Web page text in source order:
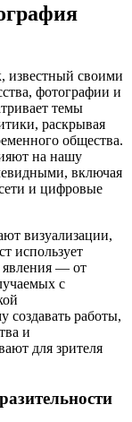
известный своими
фотографии и
темы
раскрывая
общества.
на нашу
включая
и цифровые
визуализации,
использует
явления — от
с
создавать работы,
и
для зрителя